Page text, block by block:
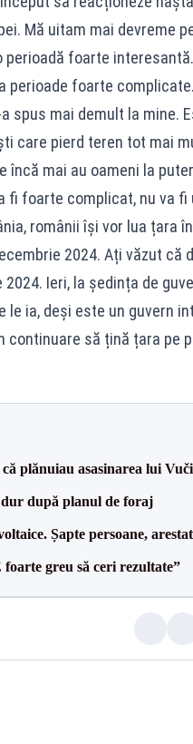
Mă uitam mai devreme
perioadă foarte
perioade foarte complicate.
spus mai demult la mine.
care pierd teren tot mai
încă mai au oameni la
fi foarte complicat, nu va fi
românii își vor lua țara
2024. Ați văzut că
Ieri, la ședința de
ia, deși este un guvern
să țină țara pe
plănuiau asasinarea lui
după planul de foraj
Șapte persoane,
greu să ceri rezultate”